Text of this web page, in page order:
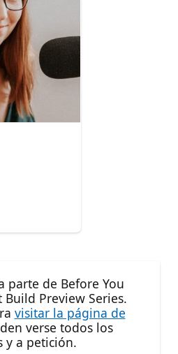
parte de Before You
Preview Series.
visitar la página de
verse todos los
y a petición.